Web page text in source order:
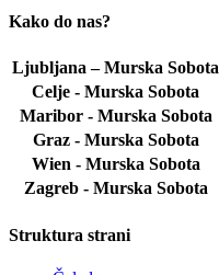
Kako do nas?
Ljubljana – Murska Sobota
Celje - Murska Sobota
Maribor - Murska Sobota
Graz - Murska Sobota
Wien - Murska Sobota
Zagreb - Murska Sobota
Struktura strani